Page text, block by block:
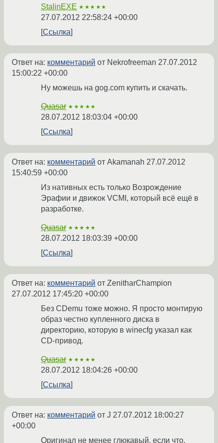
StalinEXE ★★★★★
27.07.2012 22:58:24 +00:00
Ссылка
Ответ на: комментарий от Nekrofreeman 27.07.2012
15:00:22 +00:00
Ну можешь на gog.com купить и скачать.
Quasar ★★★★★
28.07.2012 18:03:04 +00:00
Ссылка
Ответ на: комментарий от Akamanah 27.07.2012
15:40:59 +00:00
Из нативных есть только Возрождение
Эрафии и движок VCMI, который всё ещё в
разработке.
Quasar ★★★★★
28.07.2012 18:03:39 +00:00
Ссылка
Ответ на: комментарий от ZenitharChampion
27.07.2012 17:45:20 +00:00
Без CDemu тоже можно. Я просто монтирую
образ честно купленного диска в
директорию, которую в winecfg указал как
CD-привод.
Quasar ★★★★★
28.07.2012 18:04:26 +00:00
Ссылка
Ответ на: комментарий от J 27.07.2012 18:00:27
+00:00
Оригинал не менее глюкавый, если что.